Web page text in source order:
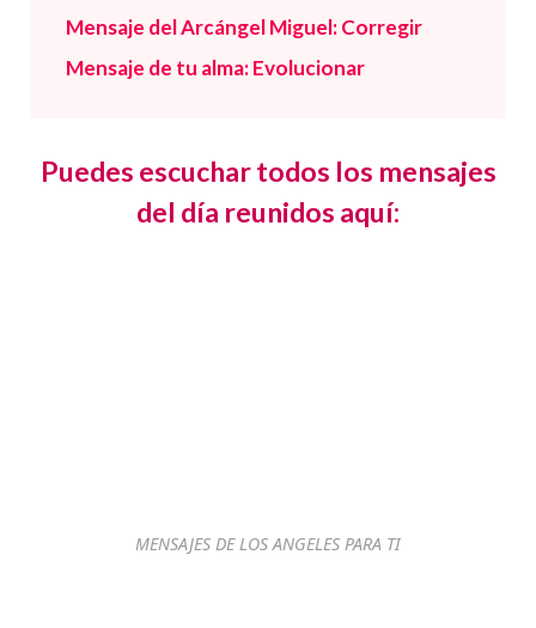
Mensaje del Arcángel Miguel: Corregir
Mensaje de tu alma: Evolucionar
Puedes escuchar todos los mensajes
del día reunidos aquí:
MENSAJES DE LOS ANGELES PARA TI